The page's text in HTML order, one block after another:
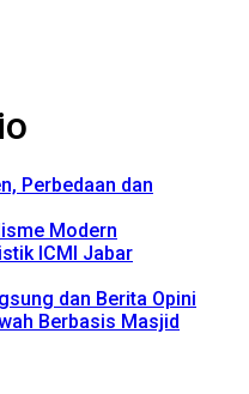
Perbedaan dan
Modern
ICMI Jabar
dan Berita Opini
Berbasis Masjid